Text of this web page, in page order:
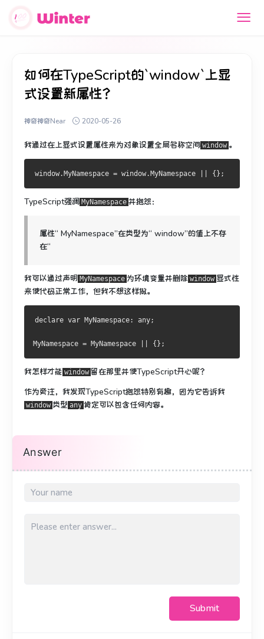
如何在TypeScript的`window`上显
式设置新属性？
神奇神奇Near 2020-05-26
我通过在上显式设置属性来为对象设置全局名称空间 window 。
window. MyNamespace = window. MyNamespace {};
TypeScript强调 MyNamespace 并抱怨：
属性“ MyNamespace”在类型为“ window”的值上不存
在“
我可以通过声明 MyNamespace 为环境变量并删除 window 显式性
来使代码正常工作， 但我不想这样做。
declare var MyNamespace: any;
MyNamespace = MyNamespace {};
我怎样才能 window 留在那里并使TypeScript开心呢？
作为旁注，我发现TypeScript抱怨特别有趣，因为它告诉我
window 类型 any 肯定可以包含任何内容。
Answer
Submit